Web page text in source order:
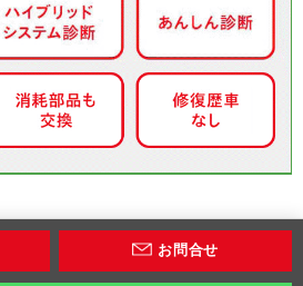
お問合せ